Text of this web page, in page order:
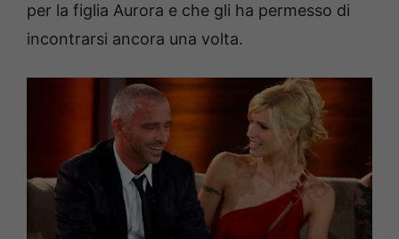
per la figlia Aurora e che gli ha permesso di
incontrarsi ancora una volta.